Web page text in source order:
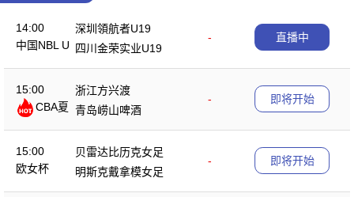
14:00
中国NBL U
深圳領航者U19
-
四川金荣实业U19
直播中
15:00
CBA夏
浙江方兴渡
-
青岛崂山啤酒
即将开始
15:00
欧女杯
贝雷达比历克女足
-
明斯克戴拿模女足
即将开始